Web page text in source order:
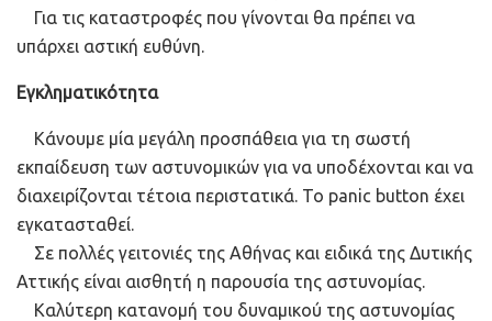
Για τις καταστροφές που γίνονται θα πρέπει να
υπάρχει αστική ευθύνη.
Εγκληματικότητα
Κάνουμε μία μεγάλη προσπάθεια για τη σωστή
εκπαίδευση των αστυνομικών για να υποδέχονται και να
διαχειρίζονται τέτοια περιστατικά. Το panic button έχει
εγκατασταθεί.
Σε πολλές γειτονιές της Αθήνας και ειδικά της Δυτικής
Αττικής είναι αισθητή η παρουσία της αστυνομίας.
Καλύτερη κατανομή του δυναμικού της αστυνομίας